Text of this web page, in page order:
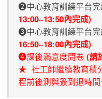
❷中心教育訓練平台完
13:00~13:50內完成)
❸中心教育訓練平台完
16:50~18:00內完成)
❹課後滿意度問卷 (請
★ 社工師繼續教育積
程前後測與簽到退時